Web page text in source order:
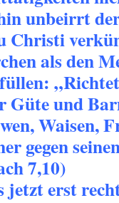
unbeirrt
Christi
als den
Güte und
Waisen,
gegen
7,10)
erst